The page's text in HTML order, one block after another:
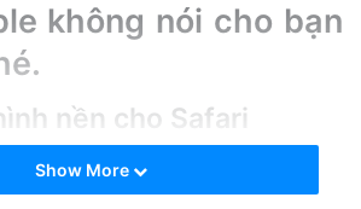
không nói cho bạn
nền cho Safari
có thể đổi hình nền cho trình duyệt
hình nền, bạn chỉ cần mởSafari>Cuộn
Show More